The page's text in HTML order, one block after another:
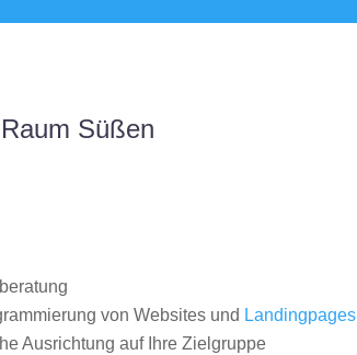
Süßen
von Websites und Landingpages
Ausrichtung auf Ihre Zielgruppe